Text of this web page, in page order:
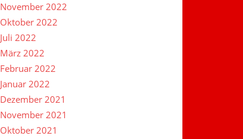
November 2022
Oktober 2022
Juli 2022
März 2022
Februar 2022
Januar 2022
Dezember 2021
November 2021
Oktober 2021